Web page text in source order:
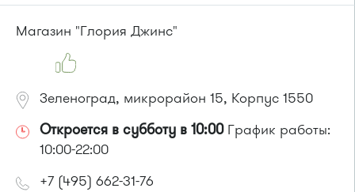
Маршрутка № 460м, 720м
или до остановки"15 микрорайон "
Автобусы № 17, 20.
Маршрутка № 417м, 460м, 479м, 720м
Магазин "Глория Джинс"
Зеленоград, микрорайон 15, Корпус 1550
Откроется в субботу в 10:00График работы:
10:00-22:00
+7 (495) 662-31-76